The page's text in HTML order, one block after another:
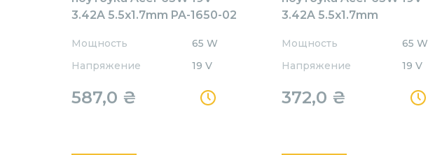
3.42A 5.5x1.7mm PA-1650-02
Мощность
65 W
Напряжение
19 V
587,0 ₴
3.42A 5.5x1.7mm
REPLACEMENT
Мощность
65 W
Напряжение
19 V
372,0 ₴